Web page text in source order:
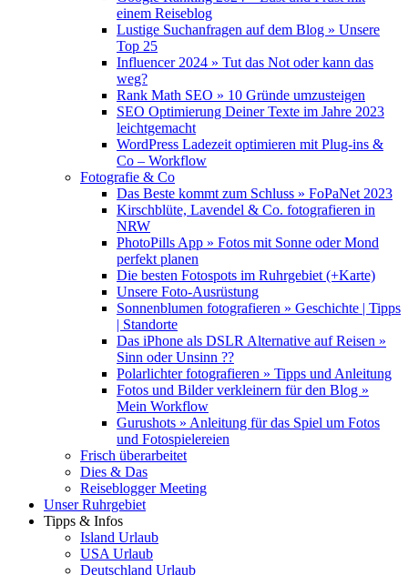
einem Reiseblog
Lustige Suchanfragen auf dem Blog » Unsere
Top 25
Influencer 2024 » Tut das Not oder kann das
weg?
Rank Math SEO » 10 Gründe umzusteigen
SEO Optimierung Deiner Texte im Jahre 2023
leichtgemacht
WordPress Ladezeit optimieren mit Plug-ins &
Co – Workflow
Fotografie & Co
Das Beste kommt zum Schluss » FoPaNet 2023
Kirschblüte, Lavendel & Co. fotografieren in
NRW
PhotoPills App » Fotos mit Sonne oder Mond
perfekt planen
Die besten Fotospots im Ruhrgebiet (+Karte)
Unsere Foto-Ausrüstung
Sonnenblumen fotografieren » Geschichte | Tipps
| Standorte
Das iPhone als DSLR Alternative auf Reisen »
Sinn oder Unsinn ??
Polarlichter fotografieren » Tipps und Anleitung
Fotos und Bilder verkleinern für den Blog »
Mein Workflow
Gurushots » Anleitung für das Spiel um Fotos
und Fotospielereien
Frisch überarbeitet
Dies & Das
Reiseblogger Meeting
Unser Ruhrgebiet
Tipps & Infos
Island Urlaub
USA Urlaub
Deutschland Urlaub